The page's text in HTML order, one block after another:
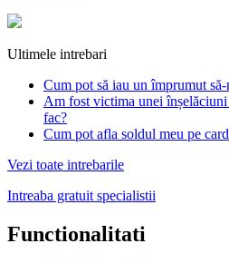
Ultimele intrebari
Cum pot să iau un împrumut
Am fost victima unei
fac?
Cum pot afla soldul meu pe
Vezi toate intrebarile
Intreaba gratuit specialistii
Functionalitati